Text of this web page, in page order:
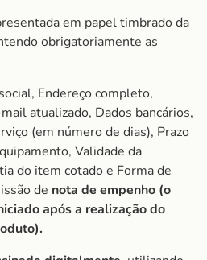
em papel timbrado da
obrigatoriamente as
Endereço completo,
atualizado, Dados bancários,
(em número de dias), Prazo
Validade da
do item cotado e Forma de
de nota de empenho (o
após a realização do